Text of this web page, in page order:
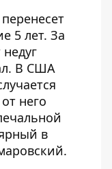
5 лет. За
В США
него
в
.